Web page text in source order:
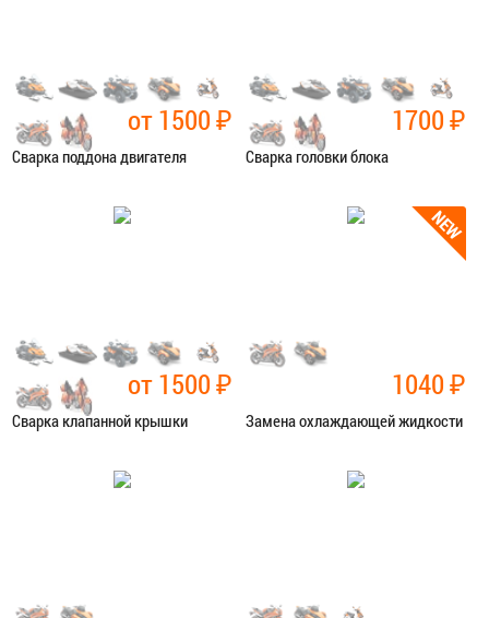
от 1500₽
Сварка поддона двигателя
Сварочные работы
1700₽
Сварка головки блока
Сварочные работы
от 1500₽
Сварка клапанной крышки
Сварочные работы
1040₽
Замена охлаждающей жидкости
Ремонт сист.